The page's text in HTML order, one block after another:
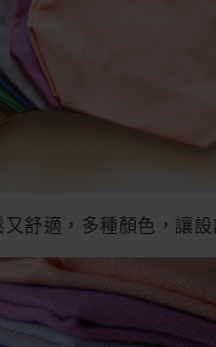
舒適，多種顏色，讓